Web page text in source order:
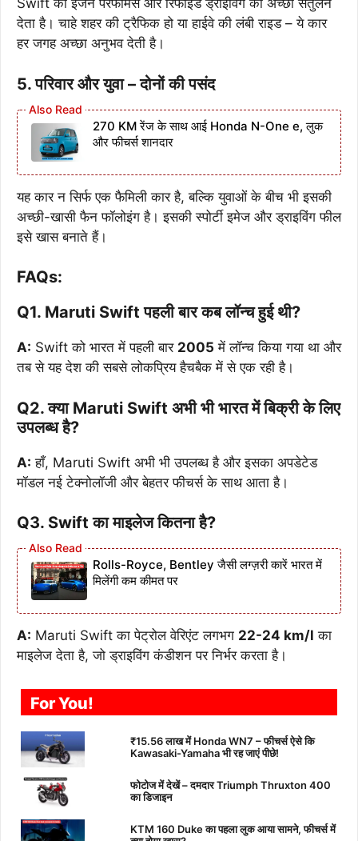
Swift का इंजन परफॉर्मेंस और रिफाइंड ड्राइविंग का अच्छा संतुलन
देता है। चाहे शहर की ट्रैफिक हो या हाईवे की लंबी राइड – ये कार
हर जगह अच्छा अनुभव देती है।
5.परिवार और युवा – दोनों की पसंद
270 KM रेंज के साथ आई Honda N-One e, लुक
और फीचर्स शानदार
यह कार न सिर्फ एक फैमिली कार है, बल्कि युवाओं के बीच भी इसकी
अच्छी-खासी फैन फॉलोइंग है। इसकी स्पोर्टी इमेज और ड्राइविंग फील
इसे खास बनाते हैं।
FAQs:
Q1. Maruti Swift पहली बार कब लॉन्च हुई थी?
A: Swift को भारत में पहली बार 2005 में लॉन्च किया गया था और
तब से यह देश की सबसे लोकप्रिय हैचबैक में से एक रही है।
Q2. क्या Maruti Swift अभी भी भारत में बिक्री के लिए
उपलब्ध है?
A: हाँ, Maruti Swift अभी भी उपलब्ध है और इसका अपडेटेड
मॉडल नई टेक्नोलॉजी और बेहतर फीचर्स के साथ आता है।
Q3. Swift का माइलेज कितना है?
Rolls-Royce, Bentley जैसी लग्ज़री कारें भारत में
मिलेंगी कम कीमत पर
A: Maruti Swift का पेट्रोल वेरिएंट लगभग 22-24 km/l का
माइलेज देता है, जो ड्राइविंग कंडीशन पर निर्भर करता है।
For You!
₹15.56 लाख में Honda WN7 – फीचर्स ऐसे कि
Kawasaki-Yamaha भी रह जाएं पीछे!
फोटोज में देखें – दमदार Triumph Thruxton 400
का डिजाइन
KTM 160 Duke का पहला लुक आया सामने, फीचर्स में